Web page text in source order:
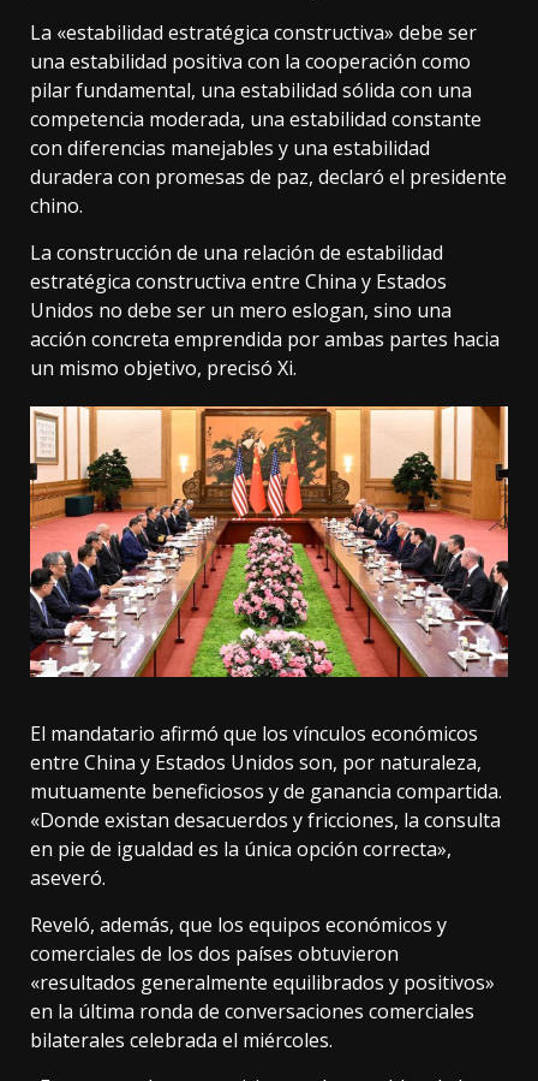
La «estabilidad estratégica constructiva» debe ser
una estabilidad positiva con la cooperación como
pilar fundamental, una estabilidad sólida con una
competencia moderada, una estabilidad constante
con diferencias manejables y una estabilidad
duradera con promesas de paz, declaró el presidente
chino.
La construcción de una relación de estabilidad
estratégica constructiva entre China y Estados
Unidos no debe ser un mero eslogan, sino una
acción concreta emprendida por ambas partes hacia
un mismo objetivo, precisó Xi.
El mandatario afirmó que los vínculos económicos
entre China y Estados Unidos son, por naturaleza,
mutuamente beneficiosos y de ganancia compartida.
«Donde existan desacuerdos y fricciones, la consulta
en pie de igualdad es la única opción correcta»,
aseveró.
Reveló, además, que los equipos económicos y
comerciales de los dos países obtuvieron
«resultados generalmente equilibrados y positivos»
en la última ronda de conversaciones comerciales
bilaterales celebrada el miércoles.